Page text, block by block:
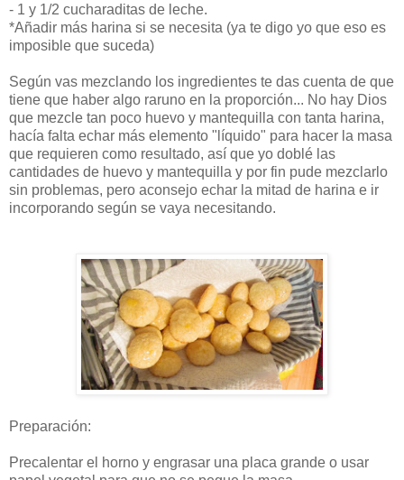
- 1 y 1/2 cucharaditas de leche.
*Añadir más harina si se necesita (ya te digo yo que eso es
imposible que suceda)
Según vas mezclando los ingredientes te das cuenta de que
tiene que haber algo raruno en la proporción... No hay Dios
que mezcle tan poco huevo y mantequilla con tanta harina,
hacía falta echar más elemento "líquido" para hacer la masa
que requieren como resultado, así que yo doblé las
cantidades de huevo y mantequilla y por fin pude mezclarlo
sin problemas, pero aconsejo echar la mitad de harina e ir
incorporando según se vaya necesitando.
Preparación:
Precalentar el horno y engrasar una placa grande o usar